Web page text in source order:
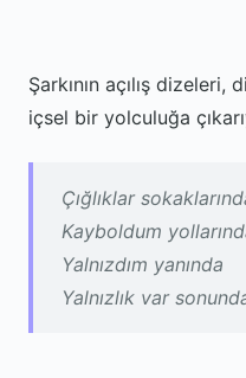
Şarkının açılış
içsel bir yolculuğa
Çığlıklar
Kayboldum
Yalnızdım yanında
Yalnızlık var